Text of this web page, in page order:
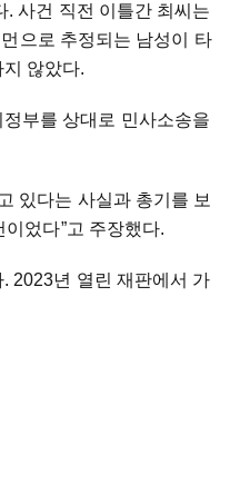
사건 직전 이틀간 최씨는
으로 추정되는 남성이 타
않았다.
부를 상대로 민사소송을
있다는 사실과 총기를 보
었다”고 주장했다.
2023년 열린 재판에서 가